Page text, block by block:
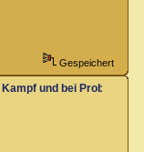
Gespeichert
und bei Proben